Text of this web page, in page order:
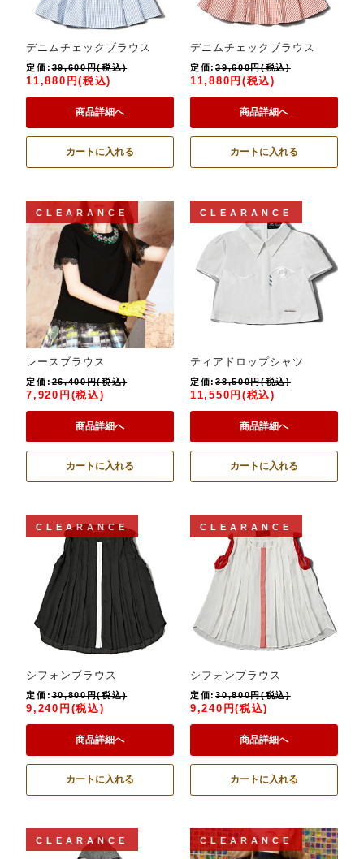
デニムチェックブラウス
定価:39,600円(税込)
11,880円(税込)
商品詳細へ
カートに入れる
デニムチェックブラウス
定価:39,600円(税込)
11,880円(税込)
商品詳細へ
カートに入れる
CLEARANCE
レースブラウス
定価:26,400円(税込)
7,920円(税込)
商品詳細へ
カートに入れる
CLEARANCE
ティアドロップシャツ
定価:38,500円(税込)
11,550円(税込)
商品詳細へ
カートに入れる
CLEARANCE
シフォンブラウス
定価:30,800円(税込)
9,240円(税込)
商品詳細へ
カートに入れる
CLEARANCE
シフォンブラウス
定価:30,800円(税込)
9,240円(税込)
商品詳細へ
カートに入れる
CLEARANCE CLEARANCE